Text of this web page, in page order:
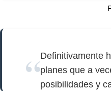
Definitivamente
planes que a
posibilidades y